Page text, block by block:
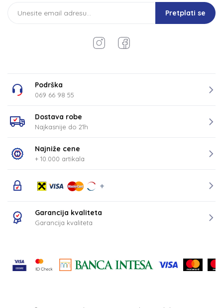
Pretplati se
Podrška
069 66 98 55
Dostava robe
Najkasnije do 21h
Najniže cene
+ 10.000 artikala
Garancija kvaliteta
Garancija kvaliteta